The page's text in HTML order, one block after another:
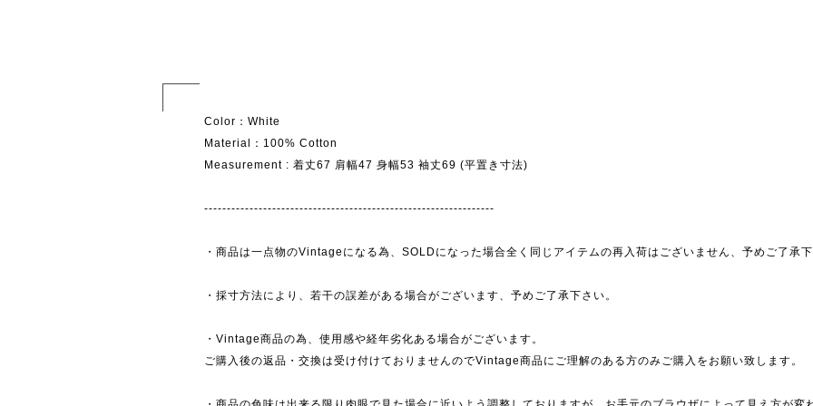
Color：White
Material：100% Cotton
Measurement : 着丈67 肩幅47 身幅53 袖丈69 (平置き寸法)
----------------------------------------------------------------
・商品は一点物のVintageになる為、SOLDになった場合全く同じアイテムの再入荷はございません、予めご了承下
・採寸方法により、若干の誤差がある場合がございます、予めご了承下さい。
・Vintage商品の為、使用感や経年劣化ある場合がございます。
ご購入後の返品・交換は受け付けておりませんのでVintage商品にご理解のある方のみご購入をお願い致します。